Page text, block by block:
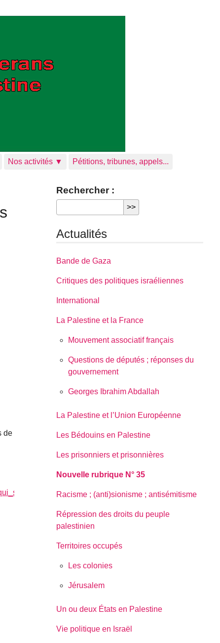
Nos activités ▼ Pétitions, tribunes, appels...
de
Rechercher :
Actualités
Bande de Gaza
Critiques des politiques israéliennes
International
La Palestine et la France
Mouvement associatif français
Questions de députés ; réponses du
gouvernement
Georges Ibrahim Abdallah
La Palestine et l’Union Européenne
Les Bédouins en Palestine
Les prisonniers et prisonnières
Nouvelle rubrique N° 35
Racisme ; (anti)sionisme ; antisémitisme
Répression des droits du peuple
palestinien
Territoires occupés
Les colonies
Jérusalem
Un ou deux États en Palestine
Vie politique en Israël